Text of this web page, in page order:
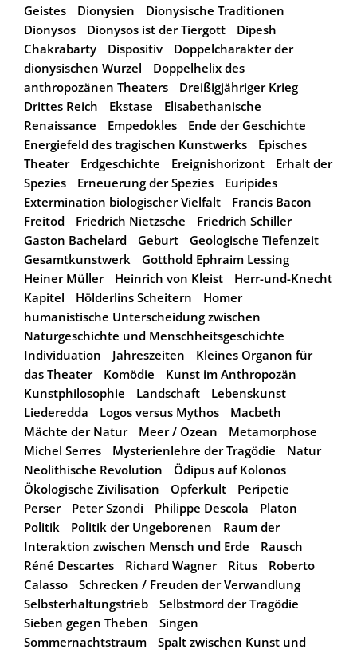
Geistes
Dionysien
Dionysische Traditionen
Dionysos
Dionysos ist der Tiergott
Dipesh
Chakrabarty
Dispositiv
Doppelcharakter der
dionysischen Wurzel
Doppelhelix des
anthropozänen Theaters
Dreißigjähriger Krieg
Drittes Reich
Ekstase
Elisabethanische
Renaissance
Empedokles
Ende der Geschichte
Energiefeld des tragischen Kunstwerks
Episches
Theater
Erdgeschichte Ereignishorizont
Erhalt der
Spezies
Erneuerung der Spezies
Euripides
Extermination biologischer Vielfalt
Francis Bacon
Freitod
Friedrich Nietzsche
Friedrich Schiller
Gaston Bachelard
Geburt
Geologische Tiefenzeit
Gesamtkunstwerk
Gotthold Ephraim Lessing
Heiner Müller
Heinrich von Kleist
Herr-und-Knecht
Kapitel
Hölderlins Scheitern
Homer
humanistische Unterscheidung zwischen
Naturgeschichte und Menschheitsgeschichte
Individuation
Jahreszeiten
Kleines Organon für
das Theater
Komödie
Kunst im Anthropozän
Kunstphilosophie
Landschaft
Lebenskunst
Liederedda
Logos versus Mythos
Macbeth
Mächte der Natur
Meer / Ozean
Metamorphose
Michel Serres
Mysterienlehre der Tragödie
Natur
Neolithische Revolution
Ödipus auf Kolonos
Ökologische Zivilisation
Opferkult
Peripetie
Perser
Peter Szondi Philippe Descola
Platon
Politik
Politik der Ungeborenen
Raum der
Interaktion zwischen Mensch und Erde
Rausch
Réné Descartes
Richard Wagner Ritus
Roberto
Calasso
Schrecken / Freuden der Verwandlung
Selbsterhaltungstrieb
Selbstmord der Tragödie
Sieben gegen Theben
Singen
Sommernachtstraum
Spalt zwischen Kunst und